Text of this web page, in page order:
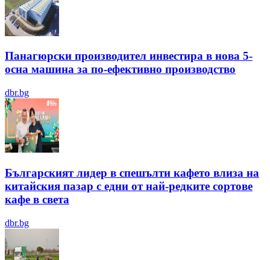
Панагюрски производител инвестира в нова 5-
осна машина за по-ефективно производство
dbr.bg
Българският лидер в спешълти кафето влиза на
китайския пазар с едни от най-редките сортове
кафе в света
dbr.bg